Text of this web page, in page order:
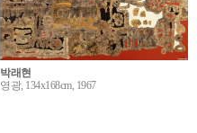
박래현
영광, 134x168cm, 1967